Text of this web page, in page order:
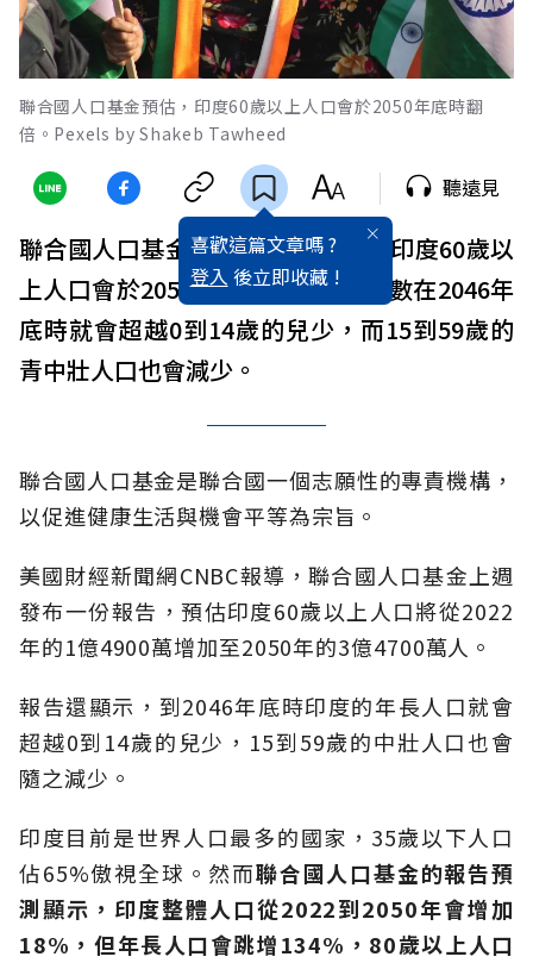
聯合國人口基金預估，印度60歲以上人口會於2050年底時翻
倍。Pexels by Shakeb Tawheed
喜歡這篇文章嗎 ?
登入 後立即收藏 !
聽遠見
聯合國人口基金（UNFPA）預估，印度60歲以
上人口會於2050年底時翻倍，且人數在2046年
底時就會超越0到14歲的兒少，而15到59歲的
青中壯人口也會減少。
聯合國人口基金是聯合國一個志願性的專責機構，
以促進健康生活與機會平等為宗旨。
美國財經新聞網CNBC報導，聯合國人口基金上週
發布一份報告，預估印度60歲以上人口將從2022
年的1億4900萬增加至2050年的3億4700萬人。
報告還顯示，到2046年底時印度的年長人口就會
超越0到14歲的兒少，15到59歲的中壯人口也會
隨之減少。
印度目前是世界人口最多的國家，35歲以下人口
佔65%傲視全球。然而聯合國人口基金的報告預
測顯示，印度整體人口從2022到2050年會增加
18%，但年長人口會跳增134%，80歲以上人口